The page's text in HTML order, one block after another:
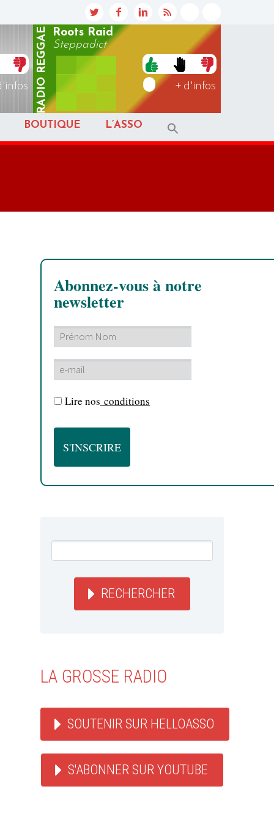
RADIO
REGGAE
Roots Raid
Steppadict
+ d'infos
BOUTIQUE L’ASSO
Abonnez-vous à notre
newsletter
Lire nos conditions
RECHERCHER
LA GROSSE RADIO
SOUTENIR SUR HELLOASSO
S'ABONNER SUR YOUTUBE